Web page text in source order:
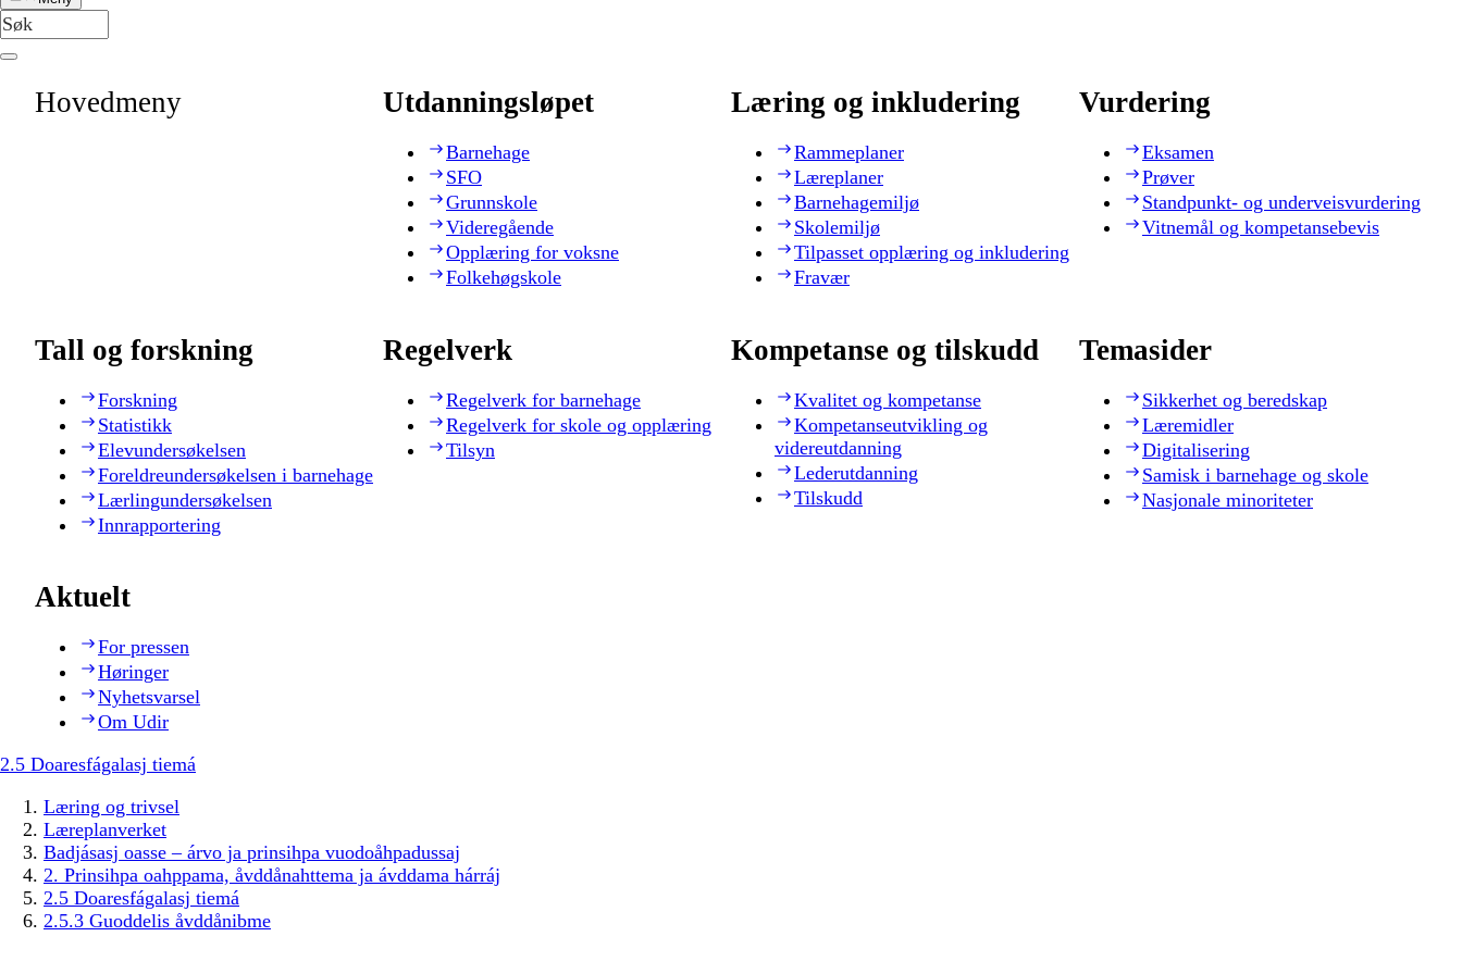
Hovedmeny Utdanningsløpet
Barnehage
SFO
Grunnskole
Videregående
Opplæring for voksne
Folkehøgskole
Læring og inkludering
Rammeplaner
Læreplaner
Barnehagemiljø
Skolemiljø
Tilpasset opplæring og inkludering
Fravær
Vurdering
Eksamen
Prøver
Standpunkt- og underveisvurdering
Vitnemål og kompetansebevis
Tall og forskning
Forskning
Statistikk
Elevundersøkelsen
Foreldreundersøkelsen i barnehage
Lærlingundersøkelsen
Innrapportering
Regelverk
Regelverk for barnehage
Regelverk for skole og opplæring
Tilsyn
Kompetanse og tilskudd
Kvalitet og kompetanse
Kompetanseutvikling og
videreutdanning
Lederutdanning
Tilskudd
Temasider
Sikkerhet og beredskap
Læremidler
Digitalisering
Samisk i barnehage og skole
Nasjonale minoriteter
Aktuelt
For pressen
Høringer
Nyhetsvarsel
Om Udir
2.5 Doaresfágalasj tiemá
Læring og trivsel
Læreplanverket
Badjásasj oasse – árvo ja prinsihpa vuodoåhpadussaj
2. Prinsihpa oahppama, åvddånahttema ja ávddama hárráj
2.5 Doaresfágalasj tiemá
2.5.3 Guoddelis åvddånibme